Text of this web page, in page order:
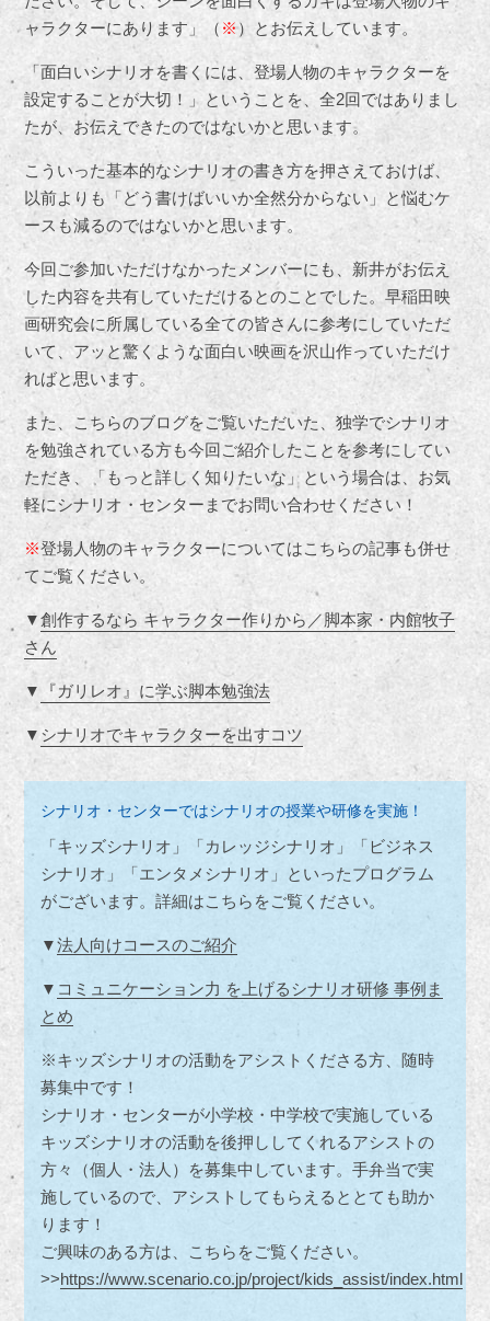
ャラクターにあります」（ ※）とお伝えしています。
「面白いシナリオを書くには、登場人物のキャラクターを
設定することが大切！」ということを、全2回ではありまし
たが、お伝えできたのではないかと思います。
こういった基本的なシナリオの書き方を押さえておけば、
以前よりも「どう書けばいいか全然分からない」と悩むケ
ースも減るのではないかと思います。
今回ご参加いただけなかったメンバーにも、新井がお伝え
した内容を共有していただけるとのことでした。早稲田映
画研究会に所属している全ての皆さんに参考にしていただ
いて、アッと驚くような面白い映画を沢山作っていただけ
ればと思います。
また、こちらのブログをご覧いただいた、独学でシナリオ
を勉強されている方も今回ご紹介したことを参考にしてい
ただき、「もっと詳しく知りたいな」という場合は、お気
軽にシナリオ・センターまでお問い合わせください！
※登場人物のキャラクターについてはこちらの記事も併せ
てご覧ください。
▼創作するなら キャラクター作りから／脚本家・内館牧子
さん
▼ 『ガリレオ』に学ぶ脚本勉強法
▼ シナリオでキャラクターを出すコツ
シナリオ・センターではシナリオの授業や研修を実施！
「キッズシナリオ」「カレッジシナリオ」「ビジネス
シナリオ」「エンタメシナリオ」といったプログラム
がございます。詳細はこちらをご覧ください。
▼法人向けコースのご紹介
▼ コミュニケーション力 を上げるシナリオ研修 事例ま
とめ
※キッズシナリオの活動をアシストくださる方、随時
募集中です！
シナリオ・センターが小学校・中学校で実施している
キッズシナリオの活動を後押ししてくれるアシストの
方々（個人・法人）を募集中しています。手弁当で実
施しているので、アシストしてもらえるととても助か
ります！
ご興味のある方は、こちらをご覧ください。
>>https://www.scenario.co.jp/project/kids_assist/index.html